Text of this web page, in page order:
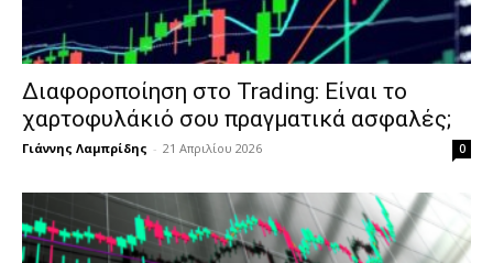
Διαφοροποίηση στο Trading: Είναι το
χαρτοφυλάκιό σου πραγματικά ασφαλές;
Γιάννης Λαμπρίδης - 21 Απριλίου 2026 0